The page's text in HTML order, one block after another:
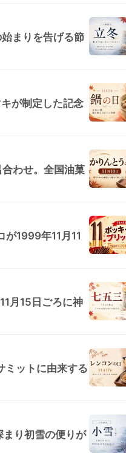
まりを告げる節
が制定した記念
わせ。全国油菓
が1999年11月11
月15日ごろに神
ミットに由来する
り初雪の便りが